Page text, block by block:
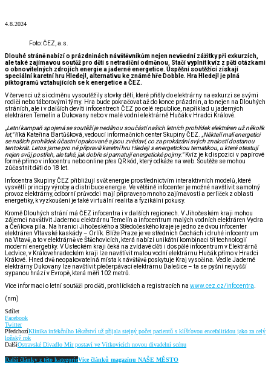
4.8.2024
Foto: ČEZ, a.s.
Dlouhé stráně nabízí o prázdninách návštěvníkům nejen nevšední zážitky při exkurzích,
ale také zajímavou soutěž pro děti s netradiční odměnou. Stačí vyplnit kvíz z pěti otázkami
o obnovitelných zdrojích energie a jaderné energetice. Úspěšní soutěžící získají
speciální karetní hru Hledej!, alternativu ke známé hře Dobble. Hra Hledej! je plná
piktogramů vztahujících se k energetice a ČEZ.
V červenci už si odměnu vysoutěžily stovky dětí, které přišly do elektrárny na exkurzi se svými
rodiči nebo táborovými týmy. Hra bude pokračovat až do konce prázdnin, a to nejen na Dlouhých
stráních, ale i v dalších devíti infocentrech ČEZ po celé republice, například u jaderných
elektráren Temelín a Dukovany nebo v malé vodní elektrárně Hučák v Hradci Králové.
„Letní kampaň spojená se soutěží je nedílnou součástí našich letních prohlídek elektráren už několik
let,“říká Kateřina Bartůšková, vedoucí informačních center Skupiny ČEZ. „Někteří malí energetici
se našich prohlídek účastní opakovaně a jsou zvědaví, co za prokázání svých znalostí dostanou
tentokrát. Letos jsme pro ně připravili karetní hru Hledej! s energetickou tematikou, u které otestují
nejen svůj postřeh, ale také, jak dobře si pamatují energetické pojmy.“ Kvíz je k dispozici v papírové
formě přímo v infocentru nebo online přes QR kód, který odkáže na web. Soutěže se mohou
zúčastnit děti do 18 let.
Infocentra Skupiny ČEZ přibližují svět energie prostřednictvím interaktivních modelů, které
vysvětlí principy výroby a distribuce energie. Ve většině infocenter je možné navštívit samotný
provoz elektrárny, odborní průvodci mají připraveno mnoho zajímavostí a perliček z oblasti
energetiky, k vyzkoušení je také virtuální realita a fyzikální pokusy.
Kromě Dlouhých strání má ČEZ infocentra i v dalších regionech. V Jihočeském kraji mohou
zájemci navštívit Jadernou elektrárnu Temelín a infocentrum malých vodních elektráren Vydra
a Čeňkova pila. Na hranici Jihočeského a Středočeského kraje je jedno ze dvou infocenter
elektráren Vltavské kaskády – Orlík. Blíže Praze je ve středních Čechách i druhé infocentrum
na Vltavě, a to v elektrárně ve Štěchovicích, která nabízí unikátní kombinaci tří technologií
moderní energetiky. V Ústeckém kraji čeká na zvídavé děti i dospělé infocentrum v Elektrárně
Ledvice, v Královehradeckém kraji lze navštívit malou vodní elektrárnu Hučák přímo v Hradci
Králové. Hned dvě neopakovatelná místa k návštěvě poskytuje Kraj vysočina. Vedle Jaderné
elektrárny Dukovany lze navštívit přečerpávací elektrárnu Dalešice – ta se pyšní nejvyšší
sypanou hrází v Evropě, která měří 102 metrů.
Více informací o letní soutěži pro děti, prohlídkách a registracích na www.cez.cz/infocentra.
(nm)
Sdílet
Facebook
Twitter
PředchozíKlinika infekčního lékařství už přijala stejný počet pacientů s klíšťovou encefalitidou jako za celý
loňský rok
DalšíOstravské Divadlo Mír postaví ve Vítkovicích novou divadelní scénu
Další články z této kategorieVíce článků magazínu NAŠE MĚSTO